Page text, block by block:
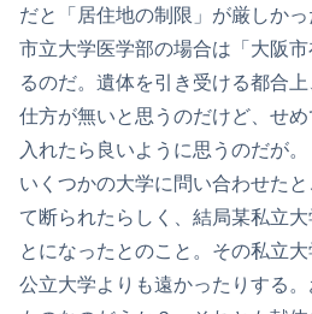
だと「居住地の制限」が厳しか
市立大学医学部の場合は「大阪
るのだ。遺体を引き受ける都合
仕方が無いと思うのだけど、せ
入れたら良いように思うのだが。
いくつかの大学に問い合わせた
て断られたらしく、結局某私立
とになったとのこと。その私立
公立大学よりも遠かったりする